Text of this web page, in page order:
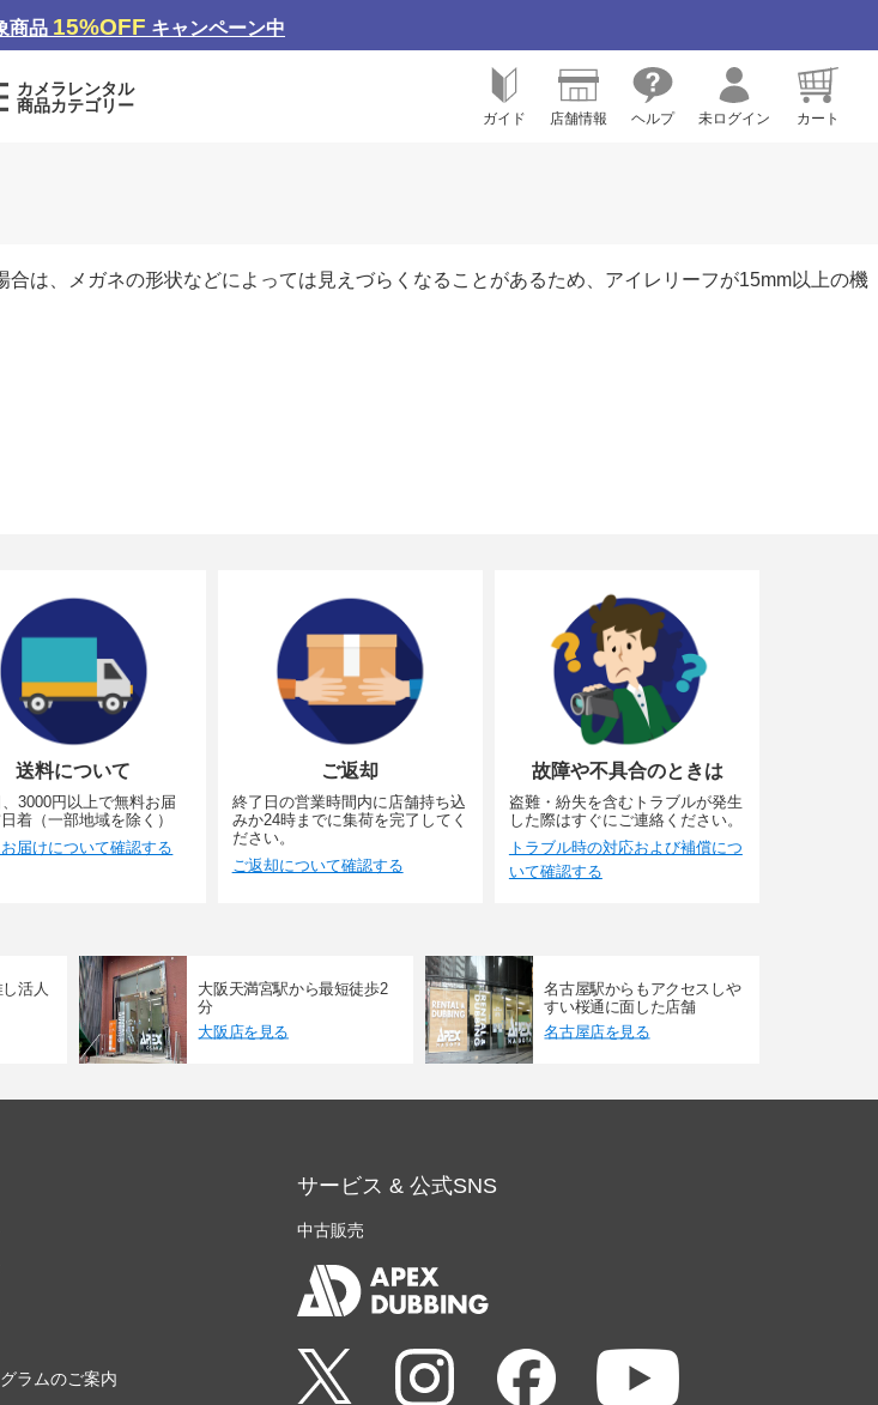
商品 15%OFF キャンペーン中
カメラレンタル
商品カテゴリー
ガイド 店舗情報 ヘルプ 未ログイン カート
は、メガネの形状などによっては見えづらくなることがあるため、アイレリーフが15mm以上の機
送料について
3000円以上で無料お届
着（一部地域を除く）
届けについて確認する
ご返却
終了日の営業時間内に店舗持ち込
みか24時までに集荷を完了してく
ださい。
ご返却について確認する
故障や不具合のときは
盗難・紛失を含むトラブルが発生
した際はすぐにご連絡ください。
トラブル時の対応および補償につ
いて確認する
活人 大阪天満宮駅から最短徒歩2
分
大阪店を見る
名古屋駅からもアクセスしや
すい桜通に面した店舗
名古屋店を見る
ラムのご案内
サービス & 公式SNS
中古販売